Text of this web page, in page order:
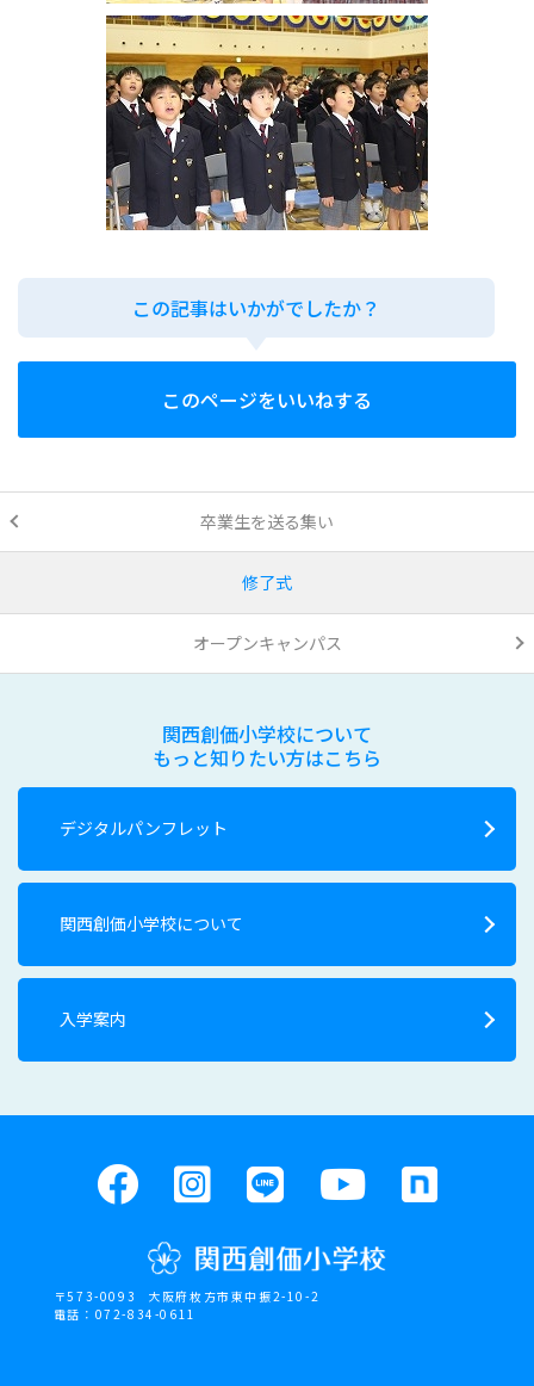
この記事はいかがでしたか？
このページをいいねする
卒業生を送る集い
修了式
オープンキャンパス
関西創価小学校について
もっと知りたい方はこちら
デジタルパンフレット
関西創価小学校について
入学案内
〒573-0093
大阪府枚方市東中振2-10-2
電話：072-834-0611